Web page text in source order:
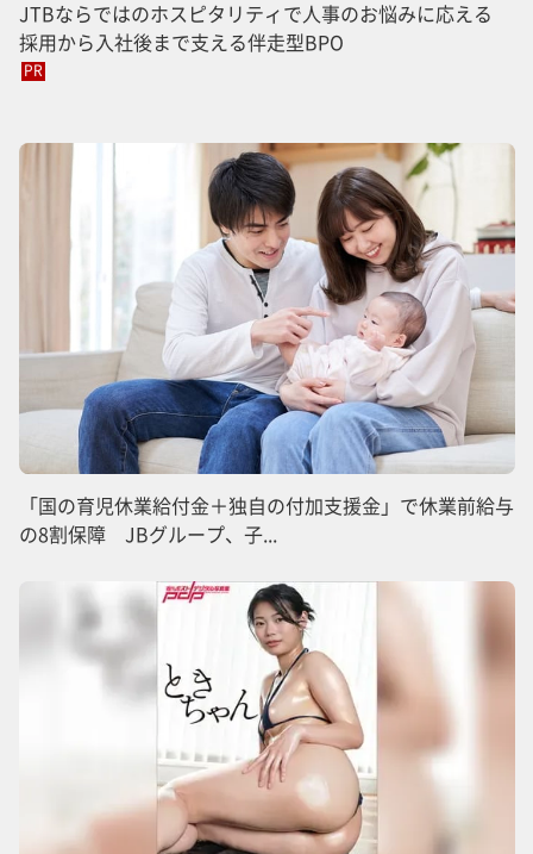
JTBならではのホスピタリティで人事のお悩みに応える
採用から入社後まで支える伴走型BPO
PR
「国の育児休業給付金＋独自の付加支援金」で休業前給与
の8割保障 JBグループ、子...